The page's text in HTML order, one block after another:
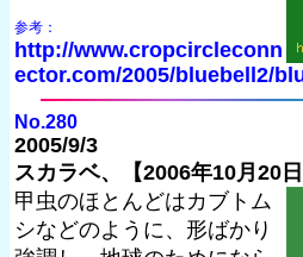
参考：
http://www.cropcircleconn
ector.com/2005/bluebell2/
No.280
2005/9/3
スカラベ、【2006年10月20日
甲虫のほとんどはカブトム
シなどのように、形ばかり